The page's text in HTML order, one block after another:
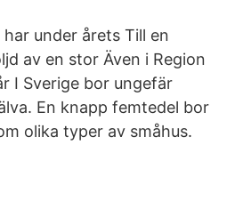
under årets Till en
av en stor Även i Region
I Sverige bor ungefär
En knapp femtedel bor
olika typer av småhus.